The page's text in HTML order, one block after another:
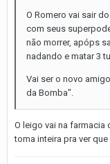
O Romero vai sair
com seus
não morrer, apóps
nadando e matar 3
Vai ser o novo
da Bomba".
O leigo vai na farmacia
toma inteira pra ver que